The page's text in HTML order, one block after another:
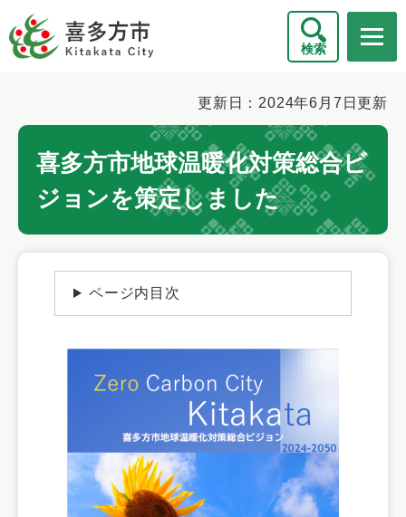
ー
ジ
検索
文
更新日：2024年6月7日更新
喜多方市地球温暖化対策総合ビ
ジョンを策定しました
ページ内目次